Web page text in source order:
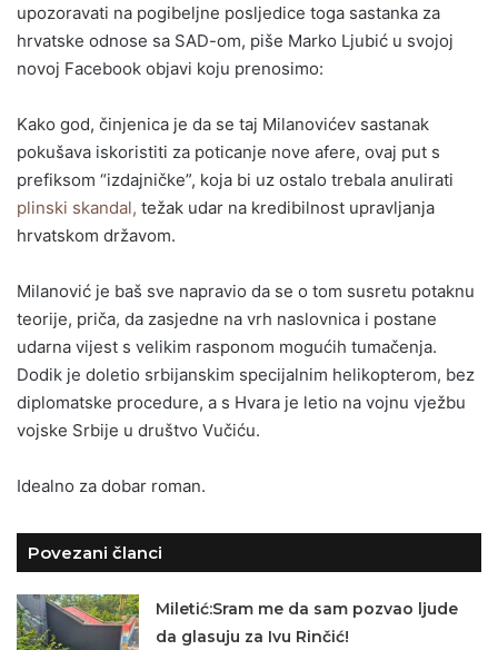
upozoravati na pogibeljne posljedice toga sastanka za
hrvatske odnose sa SAD-om, piše Marko Ljubić u svojoj
novoj Facebook objavi koju prenosimo:
Kako god, činjenica je da se taj Milanovićev sastanak
pokušava iskoristiti za poticanje nove afere, ovaj put s
prefiksom “izdajničke”, koja bi uz ostalo trebala anulirati
plinski skandal, težak udar na kredibilnost upravljanja
hrvatskom državom.
Milanović je baš sve napravio da se o tom susretu potaknu
teorije, priča, da zasjedne na vrh naslovnica i postane
udarna vijest s velikim rasponom mogućih tumačenja.
Dodik je doletio srbijanskim specijalnim helikopterom, bez
diplomatske procedure, a s Hvara je letio na vojnu vježbu
vojske Srbije u društvo Vučiću.
Idealno za dobar roman.
Povezani članci
Miletić:Sram me da sam pozvao ljude
da glasuju za Ivu Rinčić!